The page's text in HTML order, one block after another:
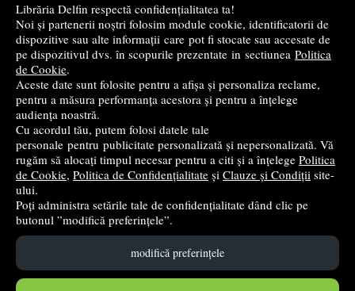
Librăria Delfin respectă confidențialitatea ta!
Noi și partenerii noștri folosim module cookie, identificatorii de
dispozitive sau alte informații care pot fi stocate sau accesate de
pe dispozitivul dvs. în scopurile prezentate in sectiunea Politica
de Cookie.
Aceste date sunt folosite pentru a afișa și personaliza reclame,
pentru a măsura performanța acestora și pentru a înțelege
audiența noastră.
Cu acordul tău, putem folosi datele tale
personale pentru publicitate personalizată și nepersonalizată. Vă
rugăm să alocați timpul necesar pentru a citi și a înțelege Politica
de Cookie, Politica de Confidențialitate și Clauze și Condiții site-
ului.
Poți administra setările tale de confidențialitate dând clic pe
butonul ”modifică preferințele”.
modifică preferințele
Cele mai bune cărți de istorie
Top cărți beletristică
...toate știrile
© 2004 - 2026 Grup DZC SRL
Magazin onlinecreat de Vital Soft
Created in 0.0915 sec